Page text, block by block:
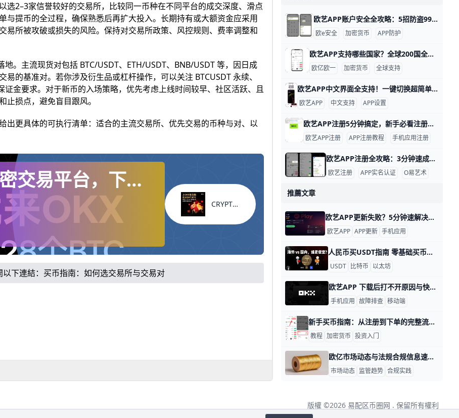
选2–3家信誉较好的交易所，比较同一币种在不同平台的成交深度、滑点
与提币的全过程，确保熟悉后再扩大投入。长期持有或大额资金应采用
易所被攻破或损失的风险。保持对交易所政策、风控规则、费率调整和
。主流现货对包括 BTC/USDT、ETH/USDT、BNB/USDT 等，因日成
的基准对。若你涉及衍生品或杠杆操作，可以关注 BTCUSDT 永续、
金要求。对于新币的入场策略，优先考虑上线时间较早、社区活跃、且
损点，避免盲目跟风。
出更具体的可执行清单：适合的主流交易所、优先交易的币种与对、以
交易平台，下载
CRYPTO WALLET
下連結： 买币指南：如何选交易所与交易对
欧艺APP账户安全全攻略：5招防盗99%风险！ 使用欧艺APP时，账户安全非常重要。欧艺APP（也叫OK交易所鸥易）是热门的加密货币交易平台，每天有数百万用户登录交易。根据官方数据，开启安全设置的用户，账户被盗风险可降低90%以上。 比如，如果你忘记设置双重验证，坏人可能用猜到的密码直接登录，但设置后他们就进不去了。​
欧e安全 加密货币 APP防护
欧艺APP支持哪些国家？全球200国全解析！ 欧艺APP（也就是O易Oyi的交易应用）支持全球近200个国家和地区使用，但有些地方因为监管规则有限制。 比如亚洲的用户在越南、菲律宾、泰国、新加坡、中国香港、台湾、韩国和日本这些地方都能正常下载、注册和交易。 欧洲用户如英国、法国、西班牙、荷兰和俄罗斯也能轻松使用，支持法币充值和多种加密货币买卖。
欧亿欧一 加密货币 全球支持
欧艺APP中文界面全支持！一键切换超简单 欧艺APP完全支持中文界面，这让很多用户用起来很方便。根据官方指南和用户反馈，APP内有简体中文和繁体中文选项，能覆盖大部分交易和设置页面。例如，进入“我的”页面后，你会看到“语言”或“Language”按钮，一键切换后界面马上变成中文。
欧艺APP 中文支持 APP设置
欧艺APP注册5分钟搞定，新手必看注册全流程 欧艺APP注册其实非常简单，只要跟着几个关键步骤，基本能在几分钟内完成。对新手来说，最重要的是选对下载渠道、正确填写基本信息，并尽快开启安全保护功能。这样不仅能快速拿到账户，还能让登录和使用过程更安心。
欧艺APP注册 APP注册教程 手机应用注册
欧艺APP注册全攻略：3分钟速成新手必备！ 欧艺APP注册过程简单快速，通常只需几分钟就能完成。基本需要手机号或邮箱地址作为账号，比如用你的常用手机号“138XXXXXXX”或“”来注册，还得设置一个强密码，包含大小写字母、数字和符号，例如“Abc123!@#”。这些信息能帮你快速创建账户并接收验证码验证。
欧艺注册 APP实名认证 O易艺术
推薦文章
欧艺APP更新失败？5分钟速解决！ 欧艺APP更新失败很常见，通常是因为网络不稳、存储空间不够或权限没开。比方说，很多安卓用户遇到“安装包解析失败”的提示，这是旧版残留文件引起的。根据用户反馈，80%的失败案例都能通过简单清理解决。
欧艺APP APP更新 手机应用
人民币买USDT指南 零基础买币，最稳妥的做法是先用人民币买 USDT，再用 USDT 去买 BTC、ETH 这类主流币。比如你准备投入 1000 元，通常可以先把这 1000 元换成 USDT，再继续兑换成比特币或以太坊，这样流程更清楚，操作也更适合新手。
USDT 比特币 以太坊
欧艺APP 下载后打不开原因与快速排查 欧艺APP下载后打不开的常见原因包括版本兼容、权限设置、安装包损坏、网络环境不稳定，以及设备存储或系统限制等。要解决问题，先从简单到复杂排查，保证每一步都有可操作的办法和实际案例。
手机应用 故障排查 移动端
新手买币指南：从注册到下单的完整流程 买币指南：新手买币流程从注册到下单 引言 对于新手来说，理解注册、实名认证、入金、下单等关键步骤，是实现安全买币的基础。下面按实际操作顺序给出清晰可执行的流程，每一步都配有具体数据与实例，方便你上手实操。
教程 加密货币 投资入门
欧亿市场动态与法规合规信息速览：全球监管与投资者守则 欧亿市场动态与法规合规信息速览 近年来，全球数字资产市场在监管和创新之间寻找平衡。欧亿市场也在这波浪潮中调整策略，强调合规与透明度。例如，2025年多家交易平台纷纷宣布加强KYC/反洗钱措施，并公开披露资金托管方案，提升投资者信任度。与此同时，机构投资者的参与度上升，市场交易量在今年上半年同比增长约8%至12%之间，显示出市场活跃度回升的迹象（数据来自公开行业报道与市场观察）。这些动向共同指向一个趋势：合规成为市场稳定与长期发展的基石，而透明披露则是信任建设的核心。
市场动态 监管趋势 合规实践
版權 ©2026 易配区币圈网 . 保留所有權利